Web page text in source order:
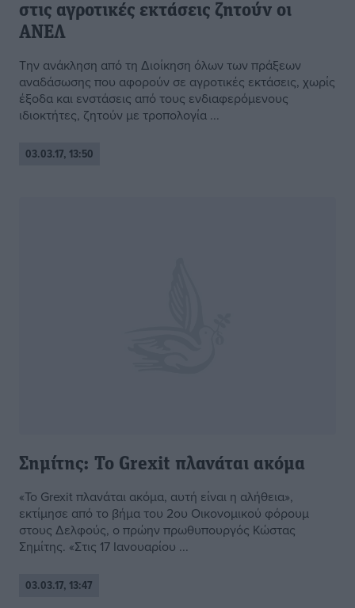
στις αγροτικές εκτάσεις ζητούν οι
ΑΝΕΛ
Την ανάκληση από τη Διοίκηση όλων των πράξεων
αναδάσωσης που αφορούν σε αγροτικές εκτάσεις, χωρίς
έξοδα και ενστάσεις από τους ενδιαφερόμενους
ιδιοκτήτες, ζητούν με τροπολογία ...
03.03.17, 13:50
Σημίτης: Το Grexit πλανάται ακόμα
«Το Grexit πλανάται ακόμα, αυτή είναι η αλήθεια»,
εκτίμησε από το βήμα του 2ου Οικονομικού φόρουμ
στους Δελφούς, ο πρώην πρωθυπουργός Κώστας
Σημίτης. «Στις 17 Ιανουαρίου ...
03.03.17, 13:47